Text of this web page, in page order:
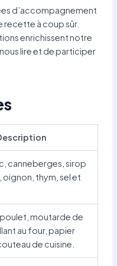
d’accompagnement
recette à coup sûr.
enrichissent notre
lire et de participer
canneberges, sirop
oignon, thym, sel et
moutarde de
au four, papier
de cuisine.